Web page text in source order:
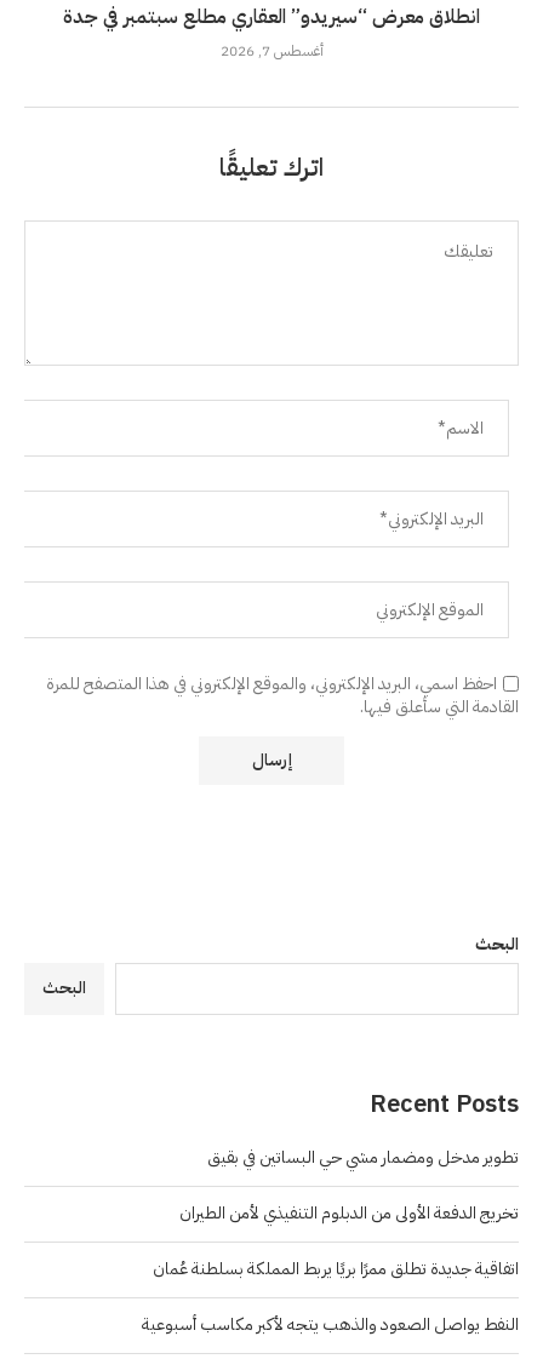
انطلاق معرض “سيريدو” العقاري مطلع سبتمبر في جدة
أغسطس 7, 2026
اترك تعليقًا
احفظ اسمي، البريد الإلكتروني، والموقع الإلكتروني في هذا المتصفح للمرة
القادمة التي سأعلق فيها.
البحث
البحث
Recent Posts
تطوير مدخل ومضمار مشي حي البساتين في بقيق
تخريج الدفعة الأولى من الدبلوم التنفيذي لأمن الطيران
اتفاقية جديدة تطلق ممرًا بريًا يربط المملكة بسلطنة عُمان
النفط يواصل الصعود والذهب يتجه لأكبر مكاسب أسبوعية